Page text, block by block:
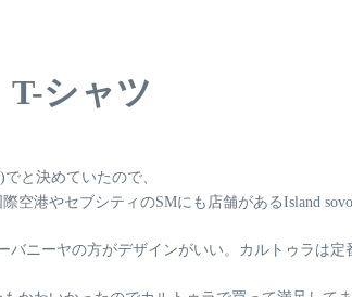
T-シャツ
でと決めていたので、
空港やセブシティのSMにも店舗があるIsland
バニーヤの方がデザインがいい。カルトゥラは定